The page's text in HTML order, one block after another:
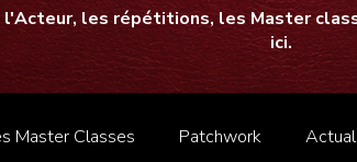
l'Acteur, les répétitions, les Master
ici.
Master Classes Patchwork